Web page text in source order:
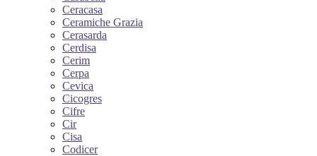
Ceracasa
Ceramiche Grazia
Cerasarda
Cerdisa
Cerim
Cerpa
Cevica
Cicogres
Cifre
Cir
Cisa
Codicer